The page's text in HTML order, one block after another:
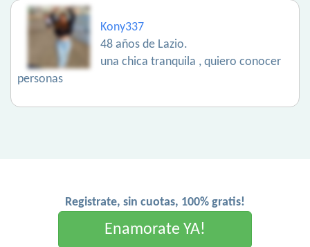
Kony337
48 años de Lazio.
una chica tranquila , quiero conocer
personas
Registrate, sin cuotas, 100% gratis!
Enamorate YA!